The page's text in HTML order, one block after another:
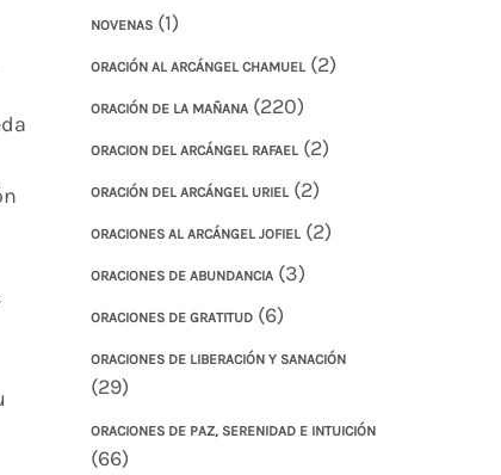
NOVENAS(1)
ORACIÓN AL ARCÁNGEL CHAMUEL(2)
ORACIÓN DE LA MAÑANA(220)
ORACION DEL ARCÁNGEL RAFAEL(2)
ORACIÓN DEL ARCÁNGEL URIEL(2)
ORACIONES AL ARCÁNGEL JOFIEL(2)
ORACIONES DE ABUNDANCIA(3)
ORACIONES DE GRATITUD(6)
ORACIONES DE LIBERACIÓN Y SANACIÓN
(29)
ORACIONES DE PAZ, SERENIDAD E INTUICIÓN
(66)